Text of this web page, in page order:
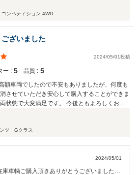
ことです。
ンペティション 4WD
ざいました
2024/05/01投稿
ー : 5 品質 : 5
額車両でしたので不安もありましたが、何度も
させていただき安心して購入することができま
状態で大変満足です。 今後ともよろしくお願
ンツ Gクラス
2024/05/01
車輌ご購入頂きありがとうございました。